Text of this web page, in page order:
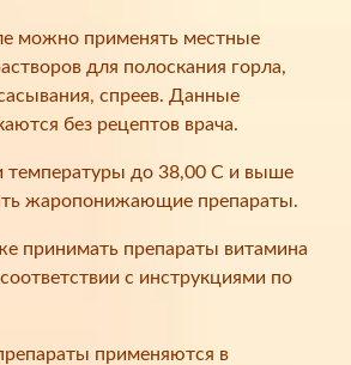
можно применять местные
для полоскания горла,
спреев. Данные
без рецептов врача.
до 38,00 С и выше
жаропонижающие препараты.
принимать препараты витамина
с инструкциями по
применяются в